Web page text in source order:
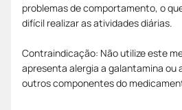
problemas de comportamento, o
difícil realizar as atividades diárias.
Contraindicação: Não utilize este
apresenta alergia a galantamina ou
outros componentes do